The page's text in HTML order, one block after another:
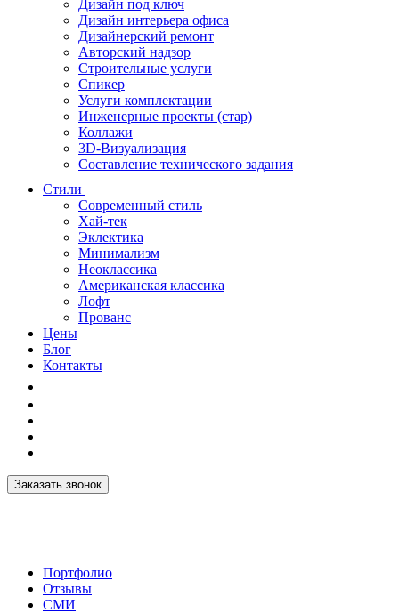
Дизайн под ключ
Дизайн интерьера офиса
Дизайнерский ремонт
Авторский надзор
Строительные услуги
Спикер
Услуги комплектации
Инженерные проекты (стар)
Коллажи
3D-Визуализация
Составление технического задания
Стили
Современный стиль
Хай-тек
Эклектика
Минимализм
Неоклассика
Американская классика
Лофт
Прованс
Цены
Блог
Контакты
Заказать звонок
Портфолио
Отзывы
СМИ